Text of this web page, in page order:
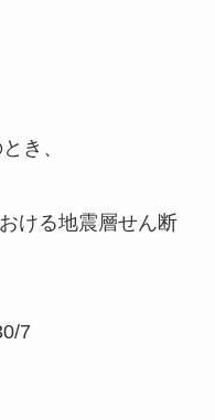
き、
ける地震層せん断
7